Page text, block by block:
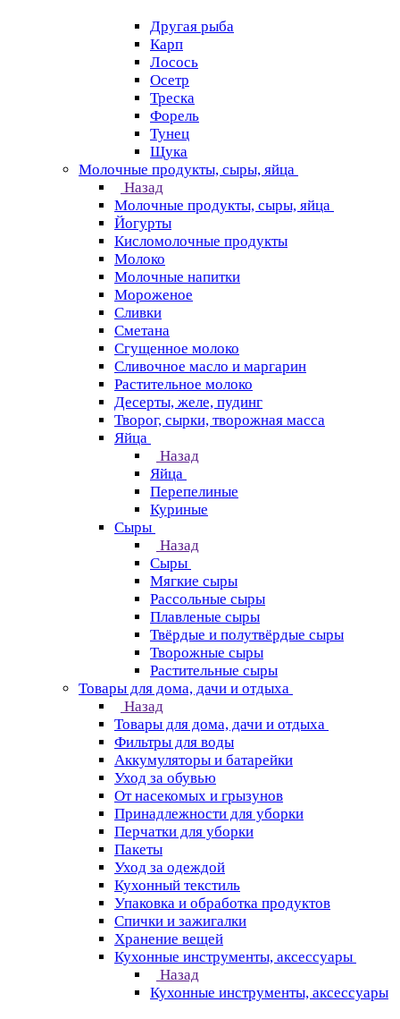
Другая рыба
Карп
Лосось
Осетр
Треска
Форель
Тунец
Щука
Молочные продукты, сыры, яйца
Назад
Молочные продукты, сыры, яйца
Йогурты
Кисломолочные продукты
Молоко
Молочные напитки
Мороженое
Сливки
Сметана
Сгущенное молоко
Сливочное масло и маргарин
Растительное молоко
Десерты, желе, пудинг
Творог, сырки, творожная масса
Яйца
Назад
Яйца
Перепелиные
Куриные
Сыры
Назад
Сыры
Мягкие сыры
Рассольные сыры
Плавленые сыры
Твёрдые и полутвёрдые сыры
Творожные сыры
Растительные сыры
Товары для дома, дачи и отдыха
Назад
Товары для дома, дачи и отдыха
Фильтры для воды
Аккумуляторы и батарейки
Уход за обувью
От насекомых и грызунов
Принадлежности для уборки
Перчатки для уборки
Пакеты
Уход за одеждой
Кухонный текстиль
Упаковка и обработка продуктов
Спички и зажигалки
Хранение вещей
Кухонные инструменты, аксессуары
Назад
Кухонные инструменты, аксессуары